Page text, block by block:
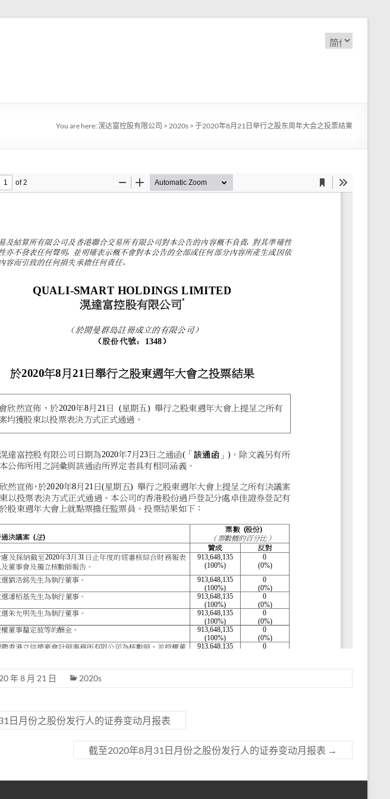
选
择
You are here: 滉达富控股有限公司 > 2020s > 于2020年8月21日举行之股东周年大会之投票结果
年 8 月 21 日 2020s
日月份之股份发行人的证券变动月报表
截至2020年8月31日月份之股份发行人的证券变动月报表 →